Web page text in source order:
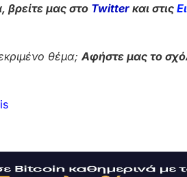
βρείτε μας στο Twitter και στις
θέμα;Αφήστε μας το